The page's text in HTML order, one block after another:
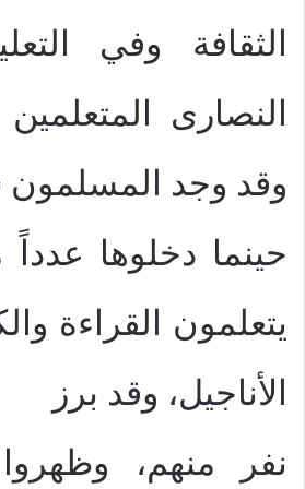
الثقافة وفي
النصارى
وقد وجد المسلمون
حينما دخلوها
يتعلمون القراءة
الأناجيل، وقد برز
نفر منهم،